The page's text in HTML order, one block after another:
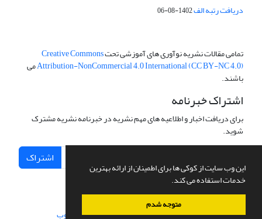
این وب سایت از کوکی ها برای اطمینان از ارائه بهترین
خدمات استفاده می کند.
متوجه شدم
دریافت رتبه الف1402-08-06
تمامی مقالات نشریه نوآوری های آموزشی تحتCreative Commons
Attribution-NonCommercial 4.0 International (CC BY-NC 4.0)می
باشند.
اشتراک خبرنامه
برای دریافت اخبار و اطلاعیه های مهم نشریه در خبرنامه نشریه مشترک
شوید.
اشتراک
سامانه مدیریت نشریات علمی.طراحی و پیاده سازی از سیناوب